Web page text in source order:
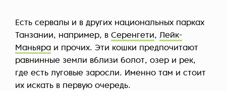
Есть сервалы и в других национальных парках
Танзании, например, в Серенгети, Лейк-
Маньяра и прочих. Эти кошки предпочитают
равнинные земли вблизи болот, озер и рек,
где есть луговые заросли. Именно там и стоит
их искать в первую очередь.